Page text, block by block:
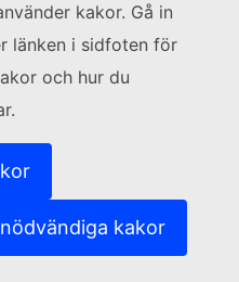
kakor. Gå in
länken i sidfoten för
och hur du
kakor